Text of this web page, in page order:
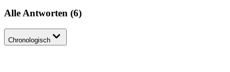
Alle Antworten (6)
Chronologisch